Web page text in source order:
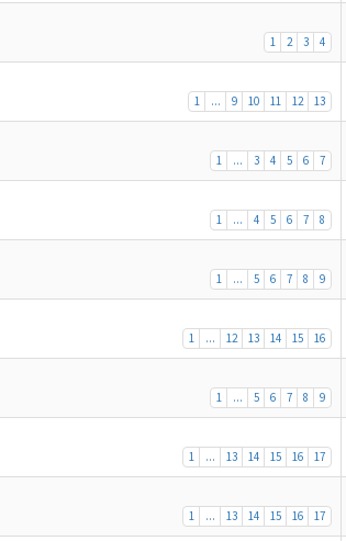
1 2 3 4
1 ... 9 10 11 12 13
1 ... 3 4 5 6 7
1 ... 4 5 6 7 8
1 ... 5 6 7 8 9
1 ... 12 13 14 15 16
1 ... 5 6 7 8 9
1 ... 13 14 15 16 17
1 ... 13 14 15 16 17